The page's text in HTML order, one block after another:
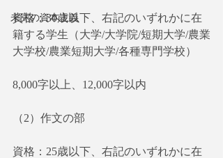
未完の資本主義
資格：30歳以下、右記のいずれかに在
籍する学生（大学/大学院/短期大学/農業
大学校/農業短期大学/各種専門学校）
8,000字以上、12,000字以内
（2）作文の部
資格：25歳以下、右記のいずれかに在